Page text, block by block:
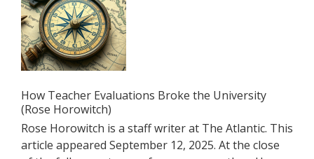
How Teacher Evaluations Broke the University
(Rose Horowitch)
Rose Horowitch is a staff writer at The Atlantic. This
article appeared September 12, 2025. At the close